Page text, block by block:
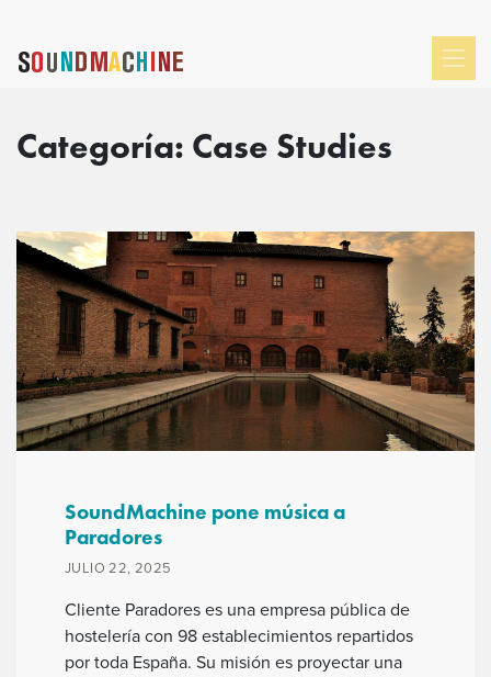
Categoría: Case Studies
SoundMachine pone música a
Paradores
JULIO 22, 2025
Cliente Paradores es una empresa pública de
hostelería con 98 establecimientos repartidos
por toda España. Su misión es proyectar una